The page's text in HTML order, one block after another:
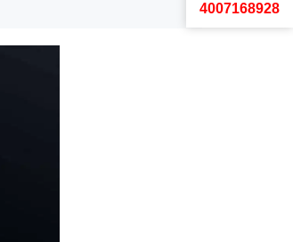
4007168928